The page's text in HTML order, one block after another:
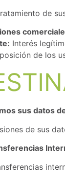
de
Interés
de los
sus datos
de sus